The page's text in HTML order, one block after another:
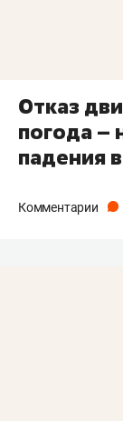
Отказ
погода –
падения
Комментарии